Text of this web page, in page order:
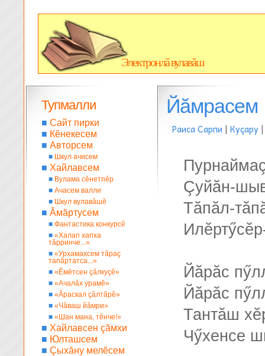
Электронлă вулавăш
Йăмрасем
Раиса Сарпи | Куçару
Çуйăн-
Тăпăл-
Йăрăс
Йăрăс
Тантăш
Чӳхенсе
Тупмалли
■ Сайт пирки
■ Кĕнекесем
■ Авторсем
■ Шкул ачисем
■ Хайлавсем
■ Вулама сĕнетпĕр
■ Ачасем валли
■ Шкул вулавăшĕ
■ Ăмăртусем
■ Фантастика конкурсĕ
■ «Халап хапха
тăрринче...»
■ «Урхамахсем тăраç
тапăртатса...»
■ «Ĕмĕтсен çăлкуçĕ»
■ «Ачалăх урамĕ»
■ «Ăраскал çăлтăрĕ»
■ «Чăваш йăмри»
■ «Шан мана, тĕнче!»
■ Хайлавсен çăмхи
■ Юлташсем
■ Çыхăну мелĕсем